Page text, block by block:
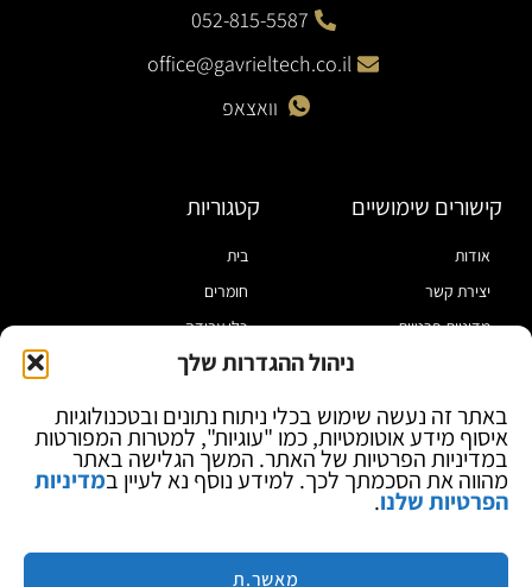
ניהול ההגדרות שלך
באתר זה נעשה שימוש בכלי ניתוח נתונים ובטכנולוגיות
איסוף מידע אוטומטיות, כמו "עוגיות", למטרות המפורטות
במדיניות הפרטיות של האתר. המשך הגלישה באתר
מהווה את הסכמתך לכך. למידע נוסף נא לעיין במדיניות
הפרטיות שלנו.
מאשר.ת
052-815-5587
office@gavrieltech.co.il
וואצאפ
קישורים שימושיים
אודות
יצירת קשר
מדיניות פרטיות
בלוג
קטגוריות
בית
חומרים
כלי עבודה
מוצרי הלחמה
ספקי כח ומודדים
ציוד אופטי להגדלה
מותגים